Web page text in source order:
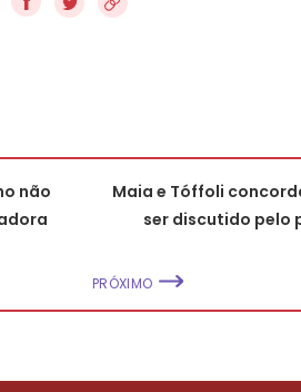
não
Maia e Tóffoli
ser discutido pelo
PRÓXIMO